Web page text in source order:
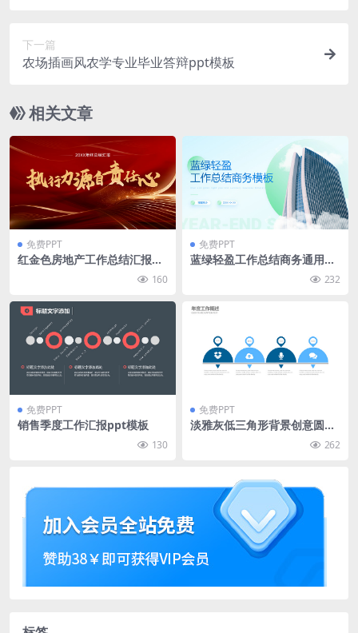
下一篇
农场插画风农学专业毕业答辩ppt模板
相关文章
免费PPT
红金色房地产工作总结汇报pp
160
免费PPT
蓝绿轻盈工作总结商务通用pp
232
免费PPT
销售季度工作汇报ppt模板
130
免费PPT
淡雅灰低三角形背景创意圆微
262